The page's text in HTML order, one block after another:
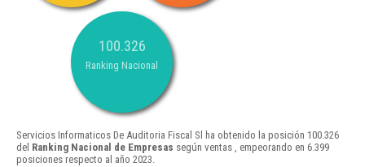
100.326
Ranking Nacional
Servicios Informaticos De Auditoria Fiscal Sl ha obtenido la posición 100.326
del Ranking Nacional de Empresas según ventas , empeorando en 6.399
posiciones respecto al año 2023.